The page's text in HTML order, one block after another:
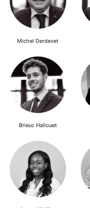
Michel Derdevet
Brieuc Hallouet